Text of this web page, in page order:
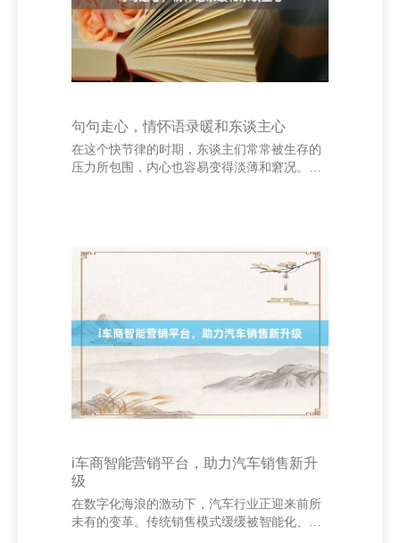
国情感照旧熠熠生辉。它不仅体当今危难期间
句句走心，情怀语录暖和东谈主心
在这个快节律的时期，东谈主们常常被生存的
压力所包围，内心也容易变得淡薄和窘况。而
的光，即使在最迷蒙的时刻，也能让我看见但
愿。”这么的话语，苟简却深化，让东谈主感受
到被交融、被感触的暖和。偶然期，咱们不需
要太多丽都的讲话，一句诚挚的致意，一个苟
简的拥抱，就足以让心灵获取诊治。 江西特尼
贸易有限公司 - 首页 东谈主生路上，咱们会遭
i车商智能营销平台，助力汽车销售新升
级
在数字化海浪的激动下，汽车行业正迎来前所
未有的变革。传统销售模式缓缓被智能化、数